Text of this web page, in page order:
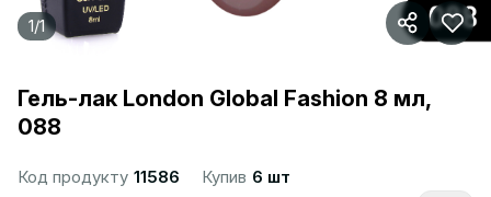
1/1
Гель-лак London Global Fashion 8 мл,
088
Код продукту 11586 Купив 6 шт